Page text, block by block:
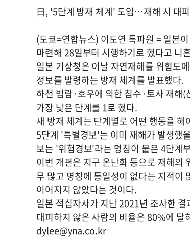
日, '5단계 방재 체계' 도입…재해 시 대
(도쿄=연합뉴스) 이도연 특파원 = 일본
마련해 28일부터 시행하기로 했다고 니
일본 기상청은 이날 자연재해를 위험도
정보를 발령하는 방재 체계를 발표했다.
하천 범람·호우에 의한 침수·토사 재해
가장 낮은 단계를 1로 했다.
새 방재 체계는 단계별로 어떤 행동을
5단계 '특별경보'는 이미 재해가 발생했
보는 '위험경보'라는 명칭이 붙은 4단계
이번 개편은 지구 온난화 등으로 재해의
무 많고 명칭에 통일성이 없다는 지적이
이어지지 않았다는 것이다.
일본 적십자사가 지난 2021년 조사한
대피하지 않은 사람의 비율은 80%에 달
dylee@yna.co.kr